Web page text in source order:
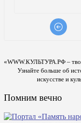
«WWW.КУЛЬТУРА.РФ –
Узнайте больше об
искусстве и
Помним вечно